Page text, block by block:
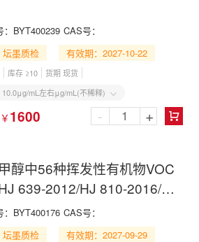
BYT400239 CAS号：
坛墨质检
有效期：2027-10-22
库存 ≥10
货期 现货
10.0μg/mL左右μg/mL(不稀释) 
￥ 1600 
- +
醇中56种挥发性有机物VOC
639-2012/HJ 810-2016/HJ
BYT400176 CAS号：
坛墨质检
有效期：2027-09-29